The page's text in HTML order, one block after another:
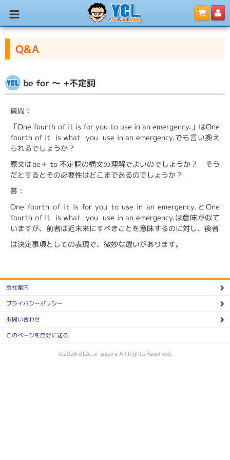
Q&A
be for ～ +不定詞
質問：
「One fourth of it is for you to use in an emergency.」はOne
fourth of it is what you use in an emergency.でも言い換え
られるでしょうか？
原文はbe＋ to 不定詞の構文の理解でよいのでしょうか？ そう
だとするとその必要性はどこまであるのでしょうか？
答：
One fourth of it is for you to use in an emergency.とOne
fourth of it is what you use in an emergency.は意味が似て
いますが、前者は近未来にすべきことを意味するのに対し、後者
は決定事項としての表現で、微妙な違いがあります。
会社案内
プライバシーポリシー
お問い合わせ
このページを自分に送る
©2026 BLA.,ai-square All Rights Reserved.